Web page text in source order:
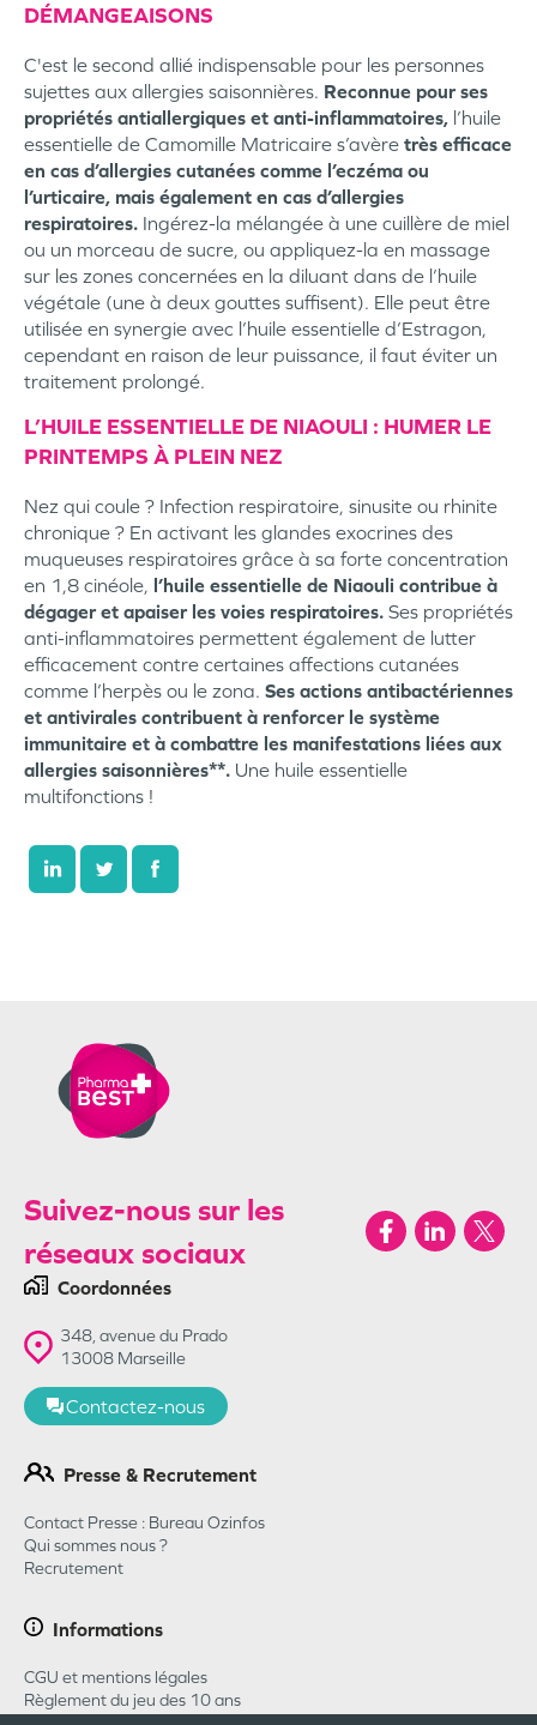
DÉMANGEAISONS
C'est le second allié indispensable pour les personnes
sujettes aux allergies saisonnières. Reconnue pour ses
propriétés antiallergiques et anti-inflammatoires, l’huile
essentielle de Camomille Matricaire s’avère très efficace
en cas d’allergies cutanées comme l’eczéma ou
l’urticaire, mais également en cas d’allergies
respiratoires. Ingérez-la mélangée à une cuillère de miel
ou un morceau de sucre, ou appliquez-la en massage
sur les zones concernées en la diluant dans de l’huile
végétale (une à deux gouttes suffisent). Elle peut être
utilisée en synergie avec l’huile essentielle d’Estragon,
cependant en raison de leur puissance, il faut éviter un
traitement prolongé.
L’HUILE ESSENTIELLE DE NIAOULI : HUMER LE
PRINTEMPS À PLEIN NEZ
Nez qui coule ? Infection respiratoire, sinusite ou rhinite
chronique ? En activant les glandes exocrines des
muqueuses respiratoires grâce à sa forte concentration
en 1,8 cinéole, l’huile essentielle de Niaouli contribue à
dégager et apaiser les voies respiratoires. Ses propriétés
anti-inflammatoires permettent également de lutter
efficacement contre certaines affections cutanées
comme l’herpès ou le zona. Ses actions antibactériennes
et antivirales contribuent à renforcer le système
immunitaire et à combattre les manifestations liées aux
allergies saisonnières**. Une huile essentielle
multifonctions !
Suivez-nous sur les
réseaux sociaux
Coordonnées
348, avenue du Prado
13008 Marseille
Contactez-nous
Presse & Recrutement
Contact Presse : Bureau Ozinfos
Qui sommes nous ?
Recrutement
Informations
CGU et mentions légales
Règlement du jeu des 10 ans